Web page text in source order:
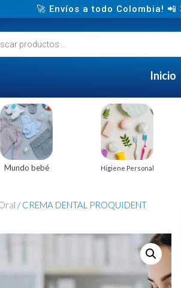
🚀 Envíos a todo Colombia!
Inicio
Mundo bebé Higiene Personal
/ CREMA DENTAL PROQUIDENT